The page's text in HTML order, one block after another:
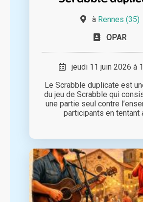
à Rennes (35)
OPAR
jeudi 11 juin 2026 à
Le Scrabble duplicate est
du jeu de Scrabble qui
une partie seul contre
participants en tentant à